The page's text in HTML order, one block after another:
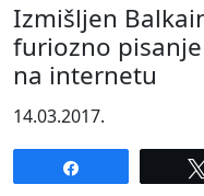
Izmišljen
furiozno
na internetu
14.03.2017.